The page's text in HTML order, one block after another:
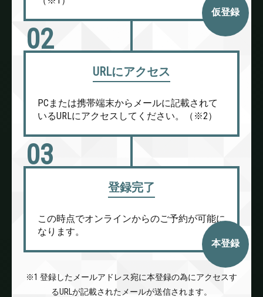
仮登録
02
URLにアクセス
PCまたは携帯端末からメールに記載されて
いるURLにアクセスしてください。（※2）
03
登録完了
この時点でオンラインからのご予約が可能に
なります。
本登録
※1 登録したメールアドレス宛に本登録の為にアクセスす
るURLが記載されたメールが送信されます。